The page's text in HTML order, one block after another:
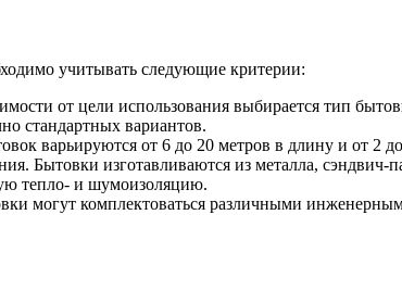
учитывать следующие критерии:
от цели использования выбирается тип
стандартных вариантов.
варьируются от 6 до 20 метров в длину и от 2
Бытовки изготавливаются из металла,
тепло- и шумоизоляцию.
могут комплектоваться различными